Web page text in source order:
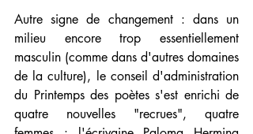
Autre signe de changement : dans un
milieu encore trop essentiellement
masculin (comme dans d'autres domaines
de la culture), le conseil d'administration
du Printemps des poètes s'est enrichi de
quatre nouvelles "recrues", quatre